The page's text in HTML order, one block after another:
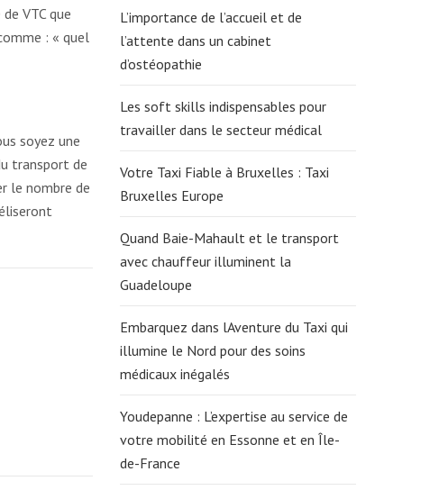
VTC que
: « quel
soyez une
transport de
le nombre de
L’importance de l’accueil et de
l’attente dans un cabinet
d’ostéopathie
Les soft skills indispensables pour
travailler dans le secteur médical
Votre Taxi Fiable à Bruxelles : Taxi
Bruxelles Europe
Quand Baie-Mahault et le transport
avec chauffeur illuminent la
Guadeloupe
Embarquez dans lAventure du Taxi qui
illumine le Nord pour des soins
médicaux inégalés
Youdepanne : L’expertise au service de
votre mobilité en Essonne et en Île-
de-France